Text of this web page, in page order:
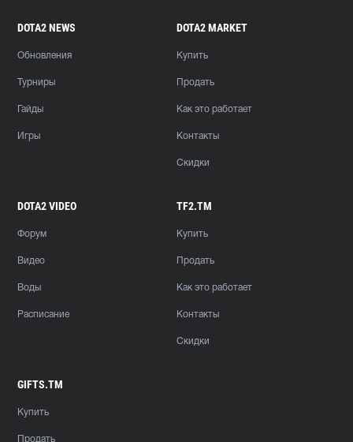
DOTA2 NEWS
Обновления
Турниры
Гайды
Игры
DOTA2 MARKET
Купить
Продать
Как это работает
Контакты
Скидки
DOTA2 VIDEO
Форум
Видео
Воды
Расписание
TF2.TM
Купить
Продать
Как это работает
Контакты
Скидки
GIFTS.TM
Купить
Продать